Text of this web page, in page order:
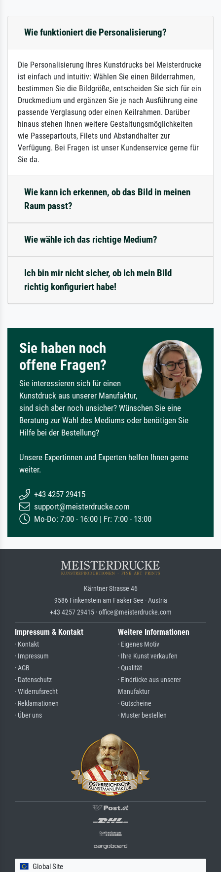
Wie funktioniert die Personalisierung?
Die Personalisierung Ihres Kunstdrucks bei Meisterdrucke
ist einfach und intuitiv: Wählen Sie einen Bilderrahmen,
bestimmen Sie die Bildgröße, entscheiden Sie sich für ein
Druckmedium und ergänzen Sie je nach Ausführung eine
passende Verglasung oder einen Keilrahmen. Darüber
hinaus stehen Ihnen weitere Gestaltungsmöglichkeiten
wie Passepartouts, Filets und Abstandhalter zur
Verfügung. Bei Fragen ist unser Kundenservice gerne für
Sie da.
Wie kann ich erkennen, ob das Bild in meinen
Raum passt?
Wie wähle ich das richtige Medium?
Ich bin mir nicht sicher, ob ich mein Bild
richtig konfiguriert habe!
Sie haben noch
offene Fragen?
Sie interessieren sich für einen
Kunstdruck aus unserer Manufaktur,
sind sich aber noch unsicher? Wünschen Sie eine
Beratung zur Wahl des Mediums oder benötigen Sie
Hilfe bei der Bestellung?
Unsere Expertinnen und Experten helfen Ihnen gerne
weiter.
+43 4257 29415
support@meisterdrucke.com
Mo-Do: 7:00 - 16:00 | Fr: 7:00 - 13:00
Kärntner Strasse 46
9586 Finkenstein am Faaker See · Austria
+43 4257 29415 · office@meisterdrucke.com
Impressum & Kontakt
· Kontakt
· Impressum
· AGB
· Datenschutz
· Widerrufsrecht
· Reklamationen
· Über uns
Weitere Informationen
· Eigenes Motiv
· Ihre Kunst verkaufen
· Qualität
· Eindrücke aus unserer
Manufaktur
· Gutscheine
· Muster bestellen
Global Site